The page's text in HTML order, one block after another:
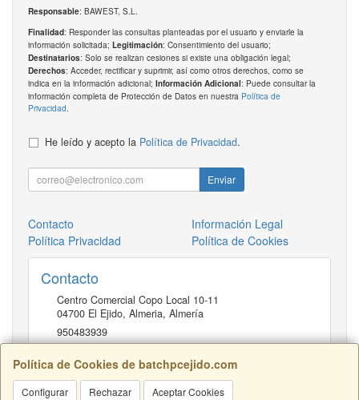
Política de Cookies de batchpcejido.com
Configurar Rechazar Aceptar Cookies
Responsable: BAWEST, S.L.
Finalidad: Responder las consultas planteadas por el usuario y enviarle la
información solicitada; Legitimación: Consentimiento del usuario;
Destinatarios: Solo se realizan cesiones si existe una obligación legal;
Derechos: Acceder, rectificar y suprimir, así como otros derechos, como se
indica en la información adicional; Información Adicional: Puede consultar la
información completa de Protección de Datos en nuestra Política de
Privacidad
He leído y acepto la Política de Privacidad.
Enviar
Contacto
Información Legal
Política Privacidad
Política de Cookies
Contacto
Centro Comercial Copo Local 10-11
04700 El Ejido, Almeria, Almería
950483939
Horario